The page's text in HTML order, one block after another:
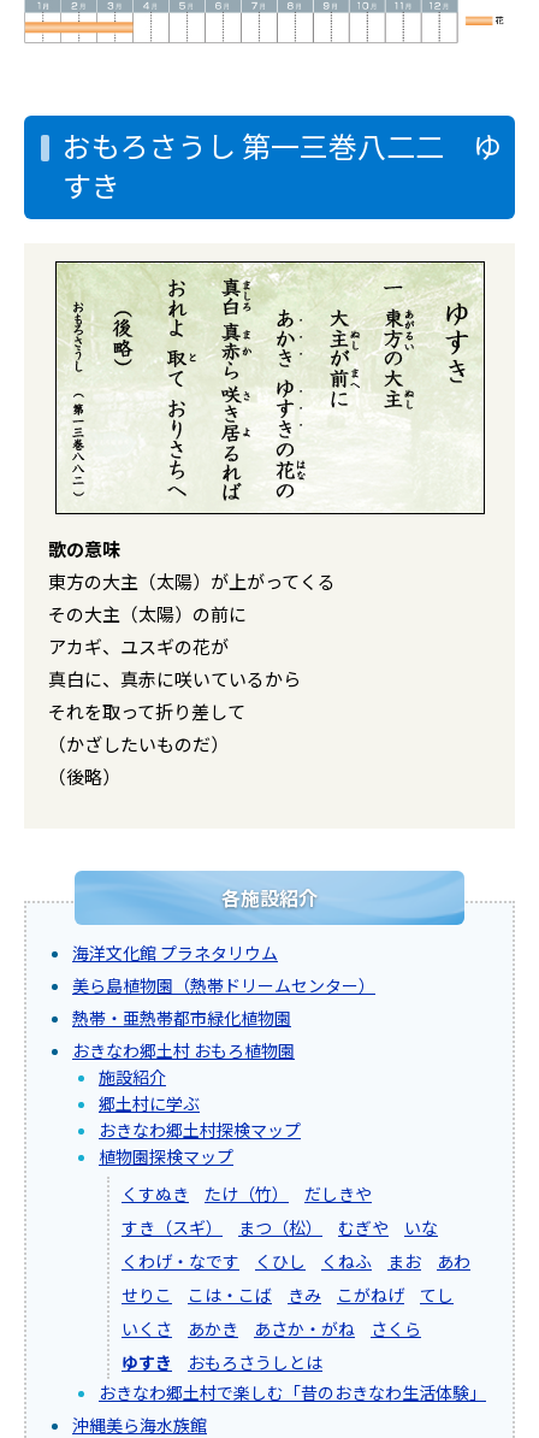
おもろさうし 第一三巻八二二 ゆ
すき
歌の意味
東方の大主（太陽）が上がってくる
その大主（太陽）の前に
アカギ、ユスギの花が
真白に、真赤に咲いているから
それを取って折り差して
（かざしたいものだ）
（後略）
各施設紹介
海洋文化館 プラネタリウム
美ら島植物園（熱帯ドリームセンター）
熱帯・亜熱帯都市緑化植物園
おきなわ郷土村 おもろ植物園
施設紹介
郷土村に学ぶ
おきなわ郷土村探検マップ
植物園探検マップ
くすぬき
たけ（竹）
だしきや
すき（スギ）
まつ（松） むぎや
いな
くわげ・なです
くひし くねふ まお
あわ
せりこ
こは・こば きみ こがねげ
てし
いくさ
あかき あさか・がね
さくら
ゆすき
おもろさうしとは
おきなわ郷土村で楽しむ「昔のおきなわ生活体験」
沖縄美ら海水族館